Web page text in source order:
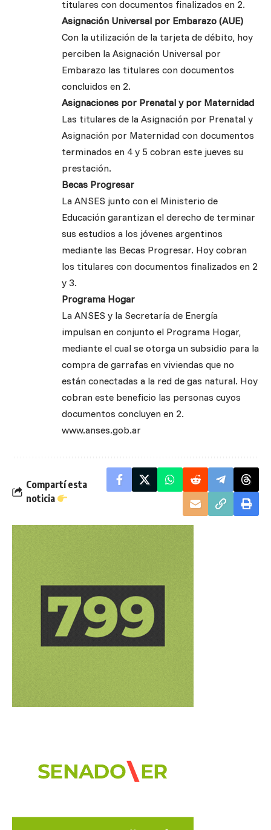
titulares con documentos finalizados en 2.
Asignación Universal por Embarazo (AUE)
Con la utilización de la tarjeta de débito, hoy
perciben la Asignación Universal por
Embarazo las titulares con documentos
concluidos en 2.
Asignaciones por Prenatal y por Maternidad
Las titulares de la Asignación por Prenatal y
Asignación por Maternidad con documentos
terminados en 4 y 5 cobran este jueves su
prestación.
Becas Progresar
La ANSES junto con el Ministerio de
Educación garantizan el derecho de terminar
sus estudios a los jóvenes argentinos
mediante las Becas Progresar. Hoy cobran
los titulares con documentos finalizados en 2
y 3.
Programa Hogar
La ANSES y la Secretaría de Energía
impulsan en conjunto el Programa Hogar,
mediante el cual se otorga un subsidio para la
compra de garrafas en viviendas que no
están conectadas a la red de gas natural. Hoy
cobran este beneficio las personas cuyos
documentos concluyen en 2.
www.anses.gob.ar
Compartí esta
noticia